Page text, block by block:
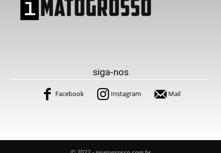
siga-nos
Facebook Instagram Mail